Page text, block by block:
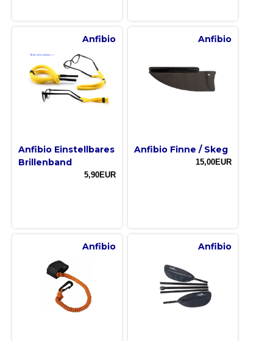
Anfibio
Anfibio Einstellbares
Brillenband
5,90EUR
Anfibio
Anfibio Finne / Skeg
15,00EUR
Anfibio Anfibio